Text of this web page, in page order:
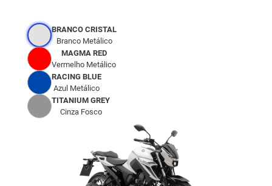
BRANCO CRISTAL
Branco Metálico
MAGMA RED
Vermelho Metálico
RACING BLUE
Azul Metálico
TITANIUM GREY
Cinza Fosco